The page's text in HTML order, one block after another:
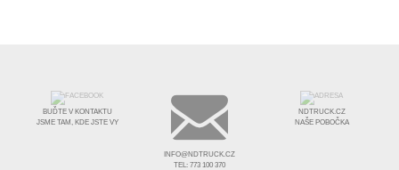
BUĎTE V KONTAKTU
JSME TAM, KDE JSTE VY
INFO@NDTRUCK.CZ
TEL: 773 100 370
NDTRUCK.CZ
NAŠE POBOČKA